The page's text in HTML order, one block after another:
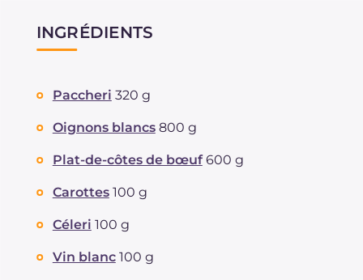
INGRÉDIENTS
Paccheri 320 g
Oignons blancs 800 g
Plat-de-côtes de bœuf 600 g
Carottes 100 g
Céleri 100 g
Vin blanc 100 g